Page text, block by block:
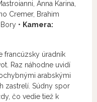
Anna Karina,
Cremer, Brahim
• Kamera:
francúzsky úradník
Raz náhodne uvidí
arabskými
zastrelí. Súdny spor
čo vedie tiež k